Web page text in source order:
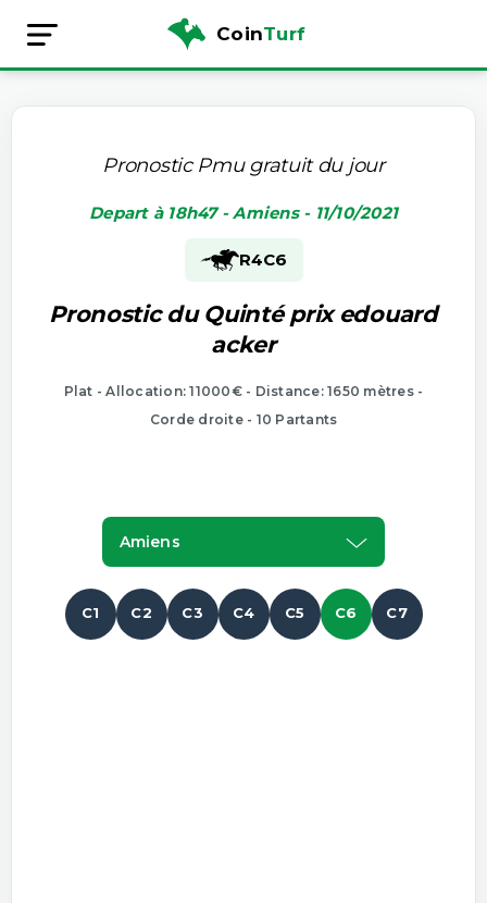
CoinTurf
Pronostic Pmu gratuit du jour
Depart à 18h47 - Amiens - 11/10/2021
R4C6
Pronostic du Quinté prix edouard
acker
Plat - Allocation: 11000€ - Distance: 1650 mètres -
Corde droite - 10 Partants
Amiens
C1 C2 C3 C4 C5 C6 C7